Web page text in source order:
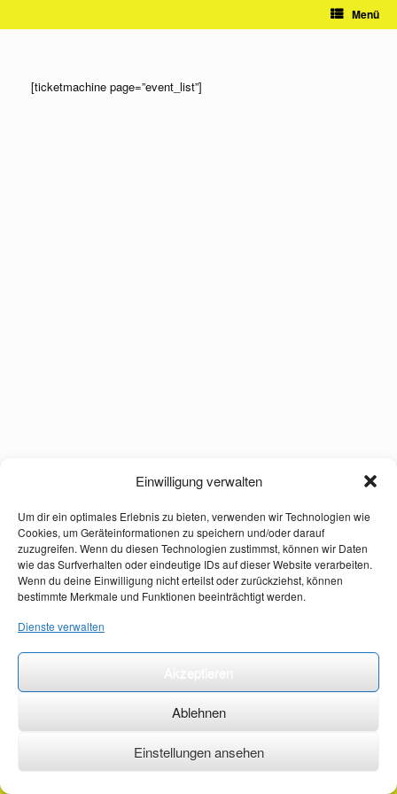
Einwilligung verwalten
Um dir ein optimales Erlebnis zu bieten, verwenden wir Technologien wie
Cookies, um Geräteinformationen zu speichern und/oder darauf
zuzugreifen. Wenn du diesen Technologien zustimmst, können wir Daten
wie das Surfverhalten oder eindeutige IDs auf dieser Website verarbeiten.
Wenn du deine Einwilligung nicht erteilst oder zurückziehst, können
bestimmte Merkmale und Funktionen beeinträchtigt werden.
Dienste verwalten
Ablehnen
Einstellungen ansehen
Menü
[ticketmachine page=”event_list”]
©2026 ·erstehilfekurs-mauch.de ·AGB ·Datenschutzerklärung ·Impressum ·